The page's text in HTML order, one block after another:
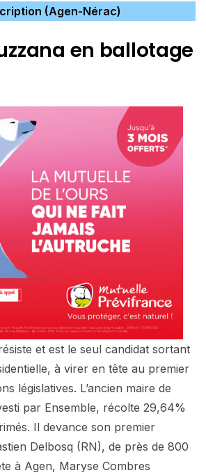
(Agen-Nérac)
en ballotage
et est le seul candidat sortant
à virer en tête au premier
législatives. L’ancien maire de
par Ensemble, récolte 29,64%
Il devance son premier
Delbosq (RN), de près de 800
à Agen, Maryse Combres